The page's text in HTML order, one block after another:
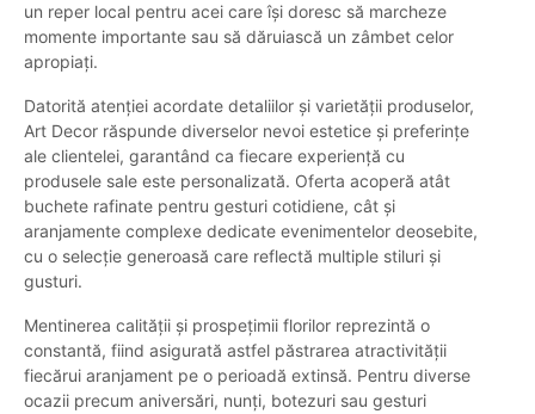
un reper local pentru acei care își doresc să marcheze
momente importante sau să dăruiască un zâmbet celor
apropiați.
Datorită atenției acordate detaliilor și varietății produselor,
Art Decor răspunde diverselor nevoi estetice și preferințe
ale clientelei, garantând ca fiecare experiență cu
produsele sale este personalizată. Oferta acoperă atât
buchete rafinate pentru gesturi cotidiene, cât și
aranjamente complexe dedicate evenimentelor deosebite,
cu o selecție generoasă care reflectă multiple stiluri și
gusturi.
Mentinerea calității și prospețimii florilor reprezintă o
constantă, fiind asigurată astfel păstrarea atractivității
fiecărui aranjament pe o perioadă extinsă. Pentru diverse
ocazii precum aniversări, nunți, botezuri sau gesturi